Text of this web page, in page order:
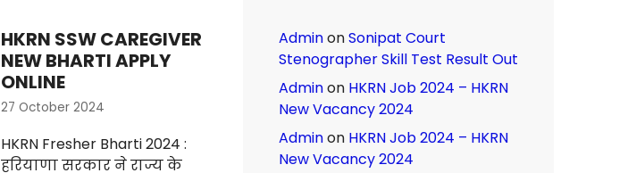
HKRN SSW CAREGIVER
NEW BHARTI APPLY
ONLINE
27 October 2024
HKRN Fresher Bharti 2024 :
हरियाणा सरकार ने राज्य के
AdminonSonipat Court
Stenographer Skill Test Result Out
Adminon HKRN Job 2024 – HKRN
New Vacancy 2024
Adminon HKRN Job 2024 – HKRN
New Vacancy 2024